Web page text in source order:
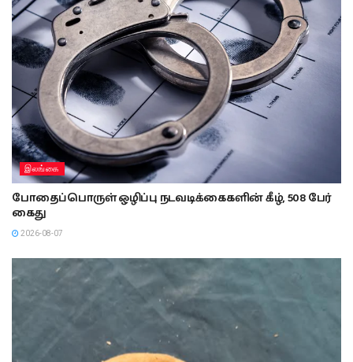
இலங்கை
போதைப்பொருள் ஒழிப்பு நடவடிக்கைகளின் கீழ், 508 பேர்
கைது
2026-08-07